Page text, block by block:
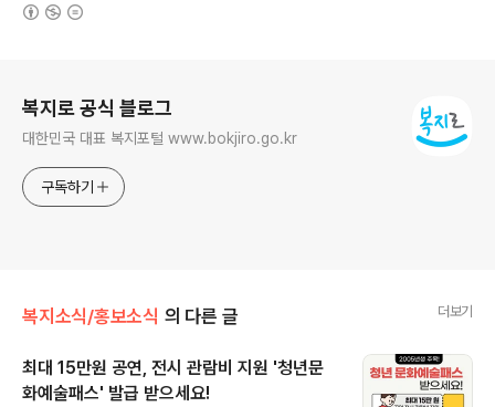
복지로 공식 블로그
대한민국 대표 복지포털 www.bokjiro.go.kr
구독하기
복지소식/홍보소식 의 다른 글 더보기
최대 15만원 공연, 전시 관람비 지원 '청년문
화예술패스' 발급 받으세요!